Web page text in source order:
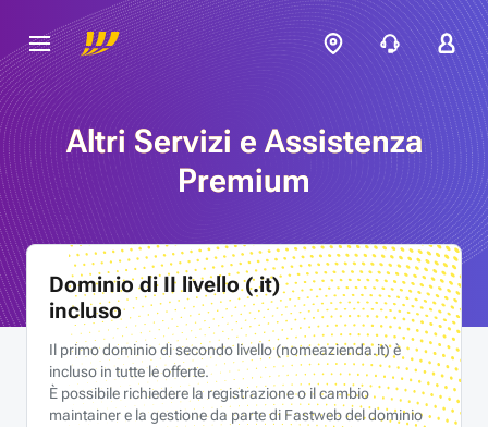
Altri Servizi e Assistenza
Premium
Dominio di II livello (.it)
incluso
Il primo dominio di secondo livello (nomeazienda.it) è
incluso in tutte le offerte.
È possibile richiedere la registrazione o il cambio
maintainer e la gestione da parte di Fastweb del dominio